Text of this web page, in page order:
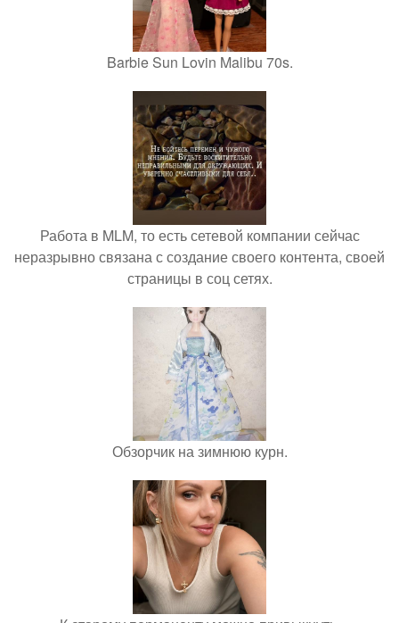
Barbie Sun Lovin Malibu 70s.
Работа в MLM, то есть сетевой компании сейчас
неразрывно связана с создание своего контента, своей
страницы в соц сетях.
Обзорчик на зимнюю курн.